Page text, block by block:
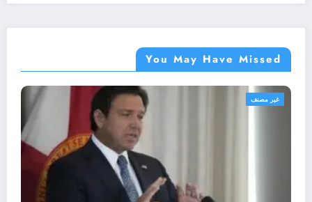
You May Have Missed
غير مصنف